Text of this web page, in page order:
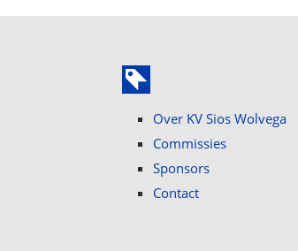
Over KV Sios Wolvega
Commissies
Sponsors
Contact